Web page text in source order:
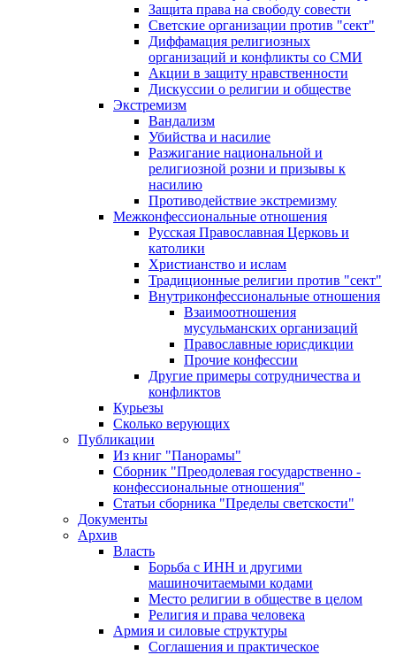
Защита права на свободу совести
Светские организации против "сект"
Диффамация религиозных
организаций и конфликты со СМИ
Акции в защиту нравственности
Дискуссии о религии и обществе
Экстремизм
Вандализм
Убийства и насилие
Разжигание национальной и
религиозной розни и призывы к
насилию
Противодействие экстремизму
Межконфессиональные отношения
Русская Православная Церковь и
католики
Христианство и ислам
Традиционные религии против "сект"
Внутриконфессиональные отношения
Взаимоотношения
мусульманских организаций
Православные юрисдикции
Прочие конфессии
Другие примеры сотрудничества и
конфликтов
Курьезы
Сколько верующих
Публикации
Из книг "Панорамы"
Сборник "Преодолевая государственно -
конфессиональные отношения"
Статьи сборника "Пределы светскости"
Документы
Архив
Власть
Борьба с ИНН и другими
машиночитаемыми кодами
Место религии в обществе в целом
Религия и права человека
Армия и силовые структуры
Соглашения и практическое